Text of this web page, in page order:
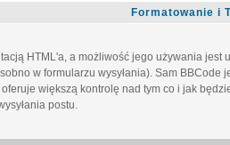
Formatowanie i
HTML'a, a możliwość jego używania
w formularzu wysyłania). Sam
większą kontrolę nad tym co i jak
postu.